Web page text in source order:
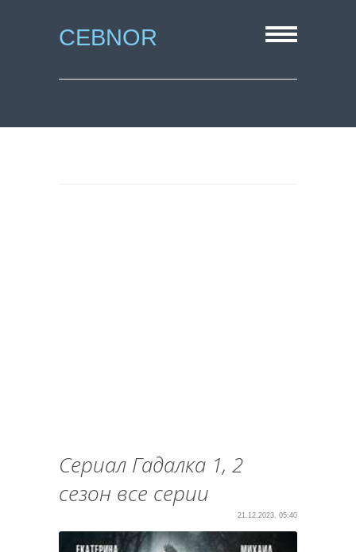
CEBNOR
Сериал Гадалка 1, 2
сезон все серии
21.12.2023, 05:40